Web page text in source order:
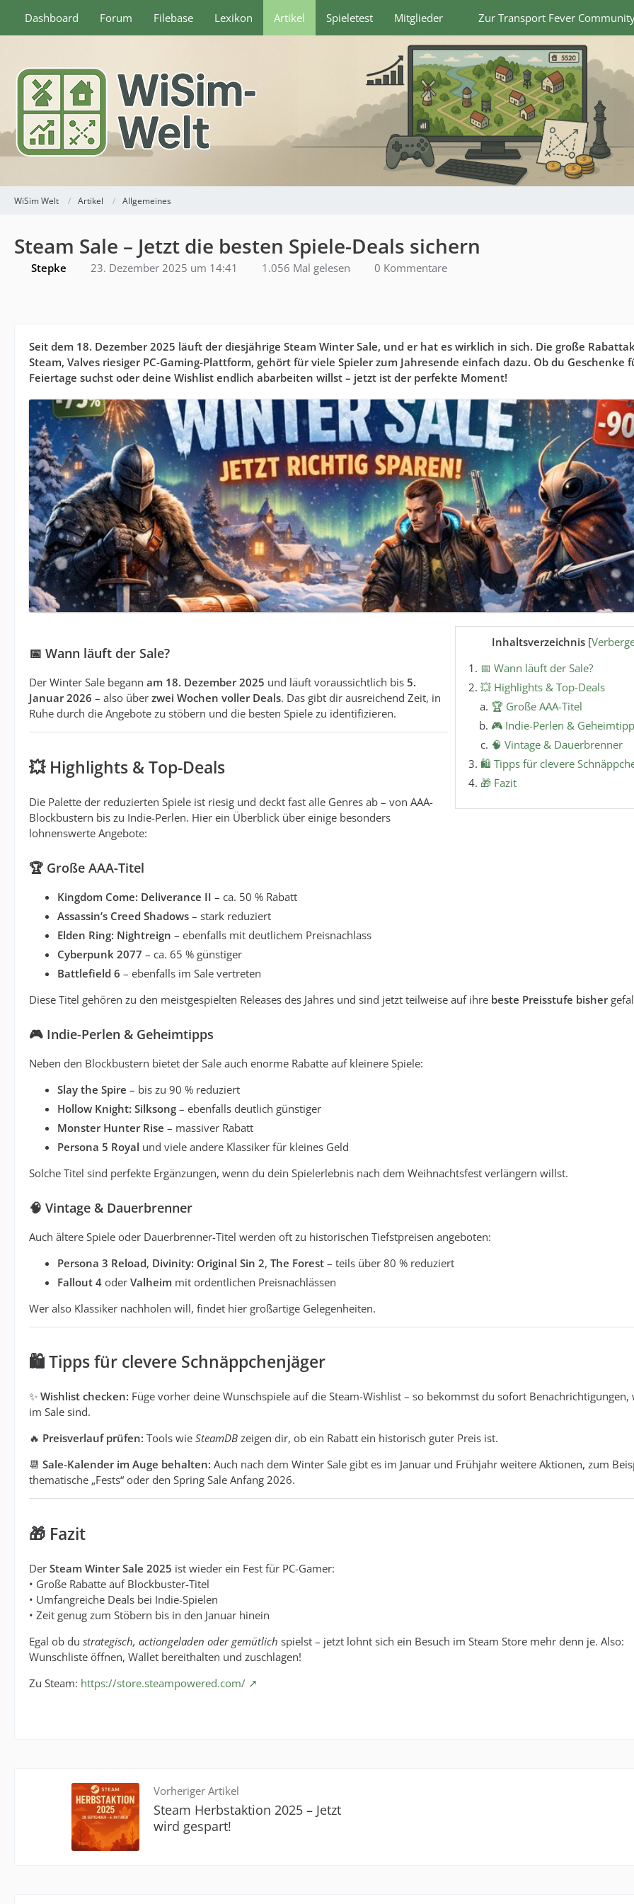
Dashboard Forum Filebase Lexikon Artikel Spieletest Mitglieder Zur Transport Fever
WiSim Welt Artikel Allgemeines
Steam Sale – Jetzt die besten Spiele-Deals sichern
Stepke 23. Dezember 2025 um 14:41 1.056 Mal gelesen 0 Kommentare
Seit dem 18. Dezember 2025 läuft der diesjährige Steam Winter Sale, und er hat es wirklich in sich. Die große
Steam, Valves riesiger PC-Gaming-Plattform, gehört für viele Spieler zum Jahresende einfach dazu. Ob du Geschenke
Feiertage suchst oder deine Wishlist endlich abarbeiten willst – jetzt ist der perfekte Moment!
Inhaltsverzeichnis [
📅 Wann läuft der Sale?
💥 Highlights & Top-Deals
🏆 Große AAA-Titel
🎮 Indie-Perlen &
🧠 Vintage & Dauerbrenner
🛍️ Tipps für clevere
🎁 Fazit
📅 Wann läuft der Sale?
Der Winter Sale begann am 18. Dezember 2025 und läuft voraussichtlich bis 5.
Januar 2026 – also über zwei Wochen voller Deals. Das gibt dir ausreichend Zeit, in
Ruhe durch die Angebote zu stöbern und die besten Spiele zu identifizieren.
💥 Highlights & Top-Deals
Die Palette der reduzierten Spiele ist riesig und deckt fast alle Genres ab – von AAA-
Blockbustern bis zu Indie-Perlen. Hier ein Überblick über einige besonders
lohnenswerte Angebote:
🏆 Große AAA-Titel
Kingdom Come: Deliverance II – ca. 50 % Rabatt
Assassin’s Creed Shadows – stark reduziert
Elden Ring: Nightreign – ebenfalls mit deutlichem Preisnachlass
Cyberpunk 2077 – ca. 65 % günstiger
Battlefield 6 – ebenfalls im Sale vertreten
Diese Titel gehören zu den meistgespielten Releases des Jahres und sind jetzt teilweise auf ihre beste Preisstufe bisher
🎮 Indie-Perlen & Geheimtipps
Neben den Blockbustern bietet der Sale auch enorme Rabatte auf kleinere Spiele:
Slay the Spire – bis zu 90 % reduziert
Hollow Knight: Silksong – ebenfalls deutlich günstiger
Monster Hunter Rise – massiver Rabatt
Persona 5 Royal und viele andere Klassiker für kleines Geld
Solche Titel sind perfekte Ergänzungen, wenn du dein Spielerlebnis nach dem Weihnachtsfest verlängern willst.
🧠 Vintage & Dauerbrenner
Auch ältere Spiele oder Dauerbrenner-Titel werden oft zu historischen Tiefstpreisen angeboten:
Persona 3 Reload, Divinity: Original Sin 2, The Forest – teils über 80 % reduziert
Fallout 4 oder Valheim mit ordentlichen Preisnachlässen
Wer also Klassiker nachholen will, findet hier großartige Gelegenheiten.
🛍️Tipps für clevere Schnäppchenjäger
✨ Wishlist checken: Füge vorher deine Wunschspiele auf die Steam-Wishlist – so bekommst du sofort Benachrichtigungen,
im Sale sind.
🔥 Preisverlauf prüfen: Tools wie SteamDB zeigen dir, ob ein Rabatt ein historisch guter Preis ist.
📆 Sale-Kalender im Auge behalten: Auch nach dem Winter Sale gibt es im Januar und Frühjahr weitere Aktionen, zum
thematische „Fests“ oder den Spring Sale Anfang 2026.
🎁 Fazit
Der Steam Winter Sale 2025 ist wieder ein Fest für PC-Gamer:
• Große Rabatte auf Blockbuster-Titel
• Umfangreiche Deals bei Indie-Spielen
• Zeit genug zum Stöbern bis in den Januar hinein
Egal ob du strategisch, actiongeladen oder gemütlich spielst – jetzt lohnt sich ein Besuch im Steam Store mehr denn je. Also:
Wunschliste öffnen, Wallet bereithalten und zuschlagen!
Zu Steam: https://store.steampowered.com/
Vorheriger Artikel
Steam Herbstaktion 2025 – Jetzt
wird gespart!